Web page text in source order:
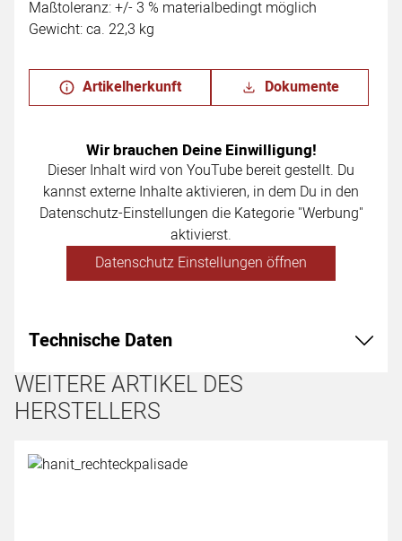
Maßtoleranz: +/- 3 % materialbedingt möglich
Gewicht: ca. 22,3 kg
Artikelherkunft Dokumente
Wir brauchen Deine Einwilligung!
Dieser Inhalt wird von YouTube bereit gestellt. Du
kannst externe Inhalte aktivieren, in dem Du in den
Datenschutz-Einstellungen die Kategorie "Werbung"
aktivierst.
Datenschutz Einstellungen öffnen
Technische Daten
WEITERE ARTIKEL DES
HERSTELLERS
Artikel überspringen